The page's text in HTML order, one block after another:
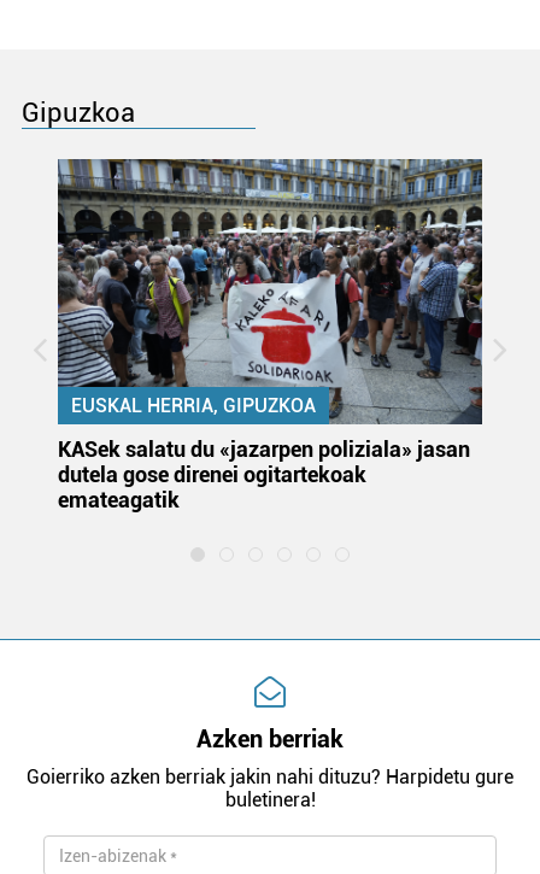
Gipuzkoa
EUSKAL HERRIA, GIPUZKOA
KASek salatu du «jazarpen poliziala» jasan
dutela gose direnei ogitartekoak
emateagatik
Azken berriak
Goierriko azken berriak jakin nahi dituzu? Harpidetu gure
buletinera!